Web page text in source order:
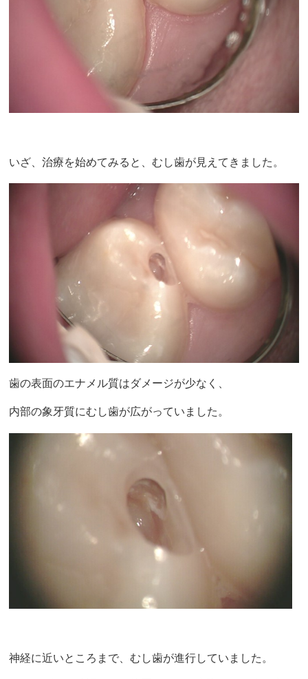
いざ、治療を始めてみると、むし歯が見えてきました。
歯の表面のエナメル質はダメージが少なく、
内部の象牙質にむし歯が広がっていました。
神経に近いところまで、むし歯が進行していました。